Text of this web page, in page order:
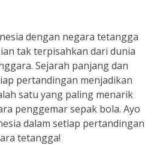
dengan negara tetangga
tak terpisahkan dari dunia
Sejarah panjang dan
pertandingan menjadikan
satu yang paling menarik
penggemar sepak bola. Ayo
dalam setiap pertandingan
tetangga!